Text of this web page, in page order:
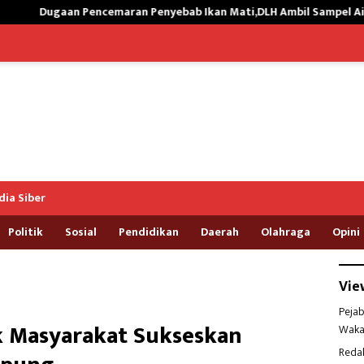
Penyebab Ikan Mati,DLH Ambil Sampel Air Kali Way Ratai
Siber
Politik Sosial Pendidikan Daerah Olahraga Opini
Sukseskan